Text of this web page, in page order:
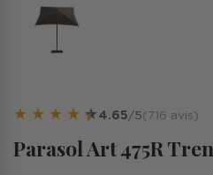
★ ★ ★ ★ ★ 4.65/5(716 avis)
Parasol Art 475R